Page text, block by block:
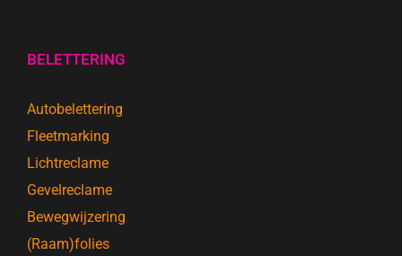
BELETTERING
Autobelettering
Fleetmarking
Lichtreclame
Gevelreclame
Bewegwijzering
(Raam)folies